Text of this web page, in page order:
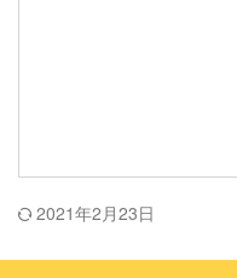
2021年2月23日